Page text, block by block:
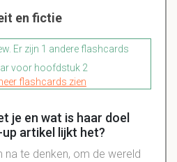
en fictie
Er zijn 1 andere flashcards
voor hoofdstuk 2
flashcards zien
je en wat is haar doel
artikel lijkt het?
na te denken, om de wereld